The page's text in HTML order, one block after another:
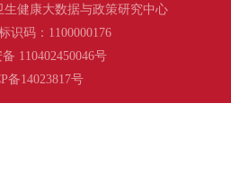
健康大数据与政策研究中心
识码：1100000176
110402450046号
备14023817号